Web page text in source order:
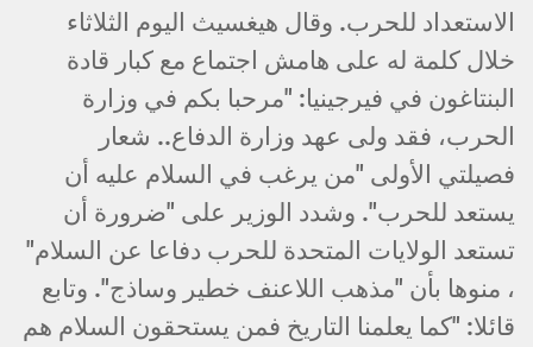
الاستعداد للحرب. وقال هيغسيث اليوم الثلاثاء
خلال كلمة له على هامش اجتماع مع كبار قادة
البنتاغون في فيرجينيا: "مرحبا بكم في وزارة
الحرب، فقد ولى عهد وزارة الدفاع.. شعار
فصيلتي الأولى "من يرغب في السلام عليه أن
يستعد للحرب". وشدد الوزير على "ضرورة أن
تستعد الولايات المتحدة للحرب دفاعا عن السلام"
، منوها بأن "مذهب اللاعنف خطير وساذج". وتابع
قائلا: "كما يعلمنا التاريخ فمن يستحقون السلام هم